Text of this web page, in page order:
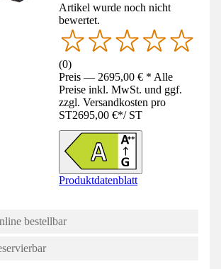
Artikel wurde noch nicht
bewertet.
(0)
Preis — 2695,00 € * Alle
Preise inkl. MwSt. und ggf.
zzgl. Versandkosten pro
ST2695,00 €*/ ST
Produktdatenblatt
bestellbar